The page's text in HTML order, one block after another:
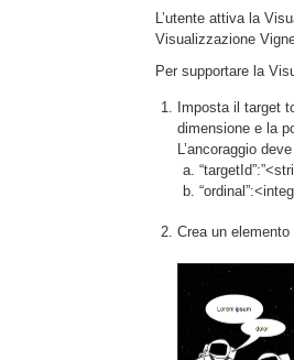
L’utente attiva la
Visualizzazione
Per supportare la
Imposta il target
dimensione e la
L’ancoraggio
Crea un